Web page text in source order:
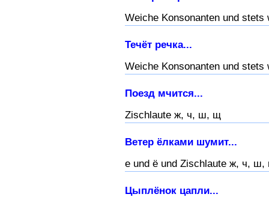
Weiche Konsonanten und stets
Течёт речка...
Weiche Konsonanten und stets
Поезд мчится...
Zischlaute ж, ч, ш, щ
Ветер ёлками шумит...
е und ё und Zischlaute ж, ч,
Цыплёнок цапли...